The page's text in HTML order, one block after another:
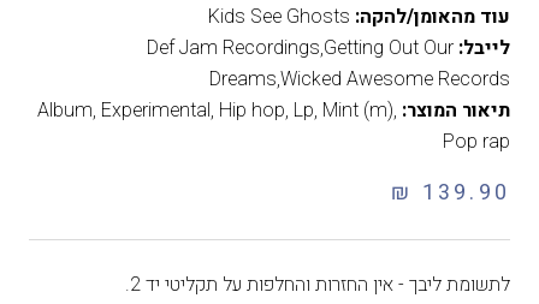
עוד מהאומן/להקה: Kids See Ghosts
לייבל: Def Jam Recordings,Getting Out Our
Dreams,Wicked Awesome Records
תיאור המוצר:
Album, Experimental, Hip hop, Lp, Mint (m),
Pop rap
139.90 ₪
לתשומת ליבך - אין החזרות והחלפות על תקליטי יד 2.